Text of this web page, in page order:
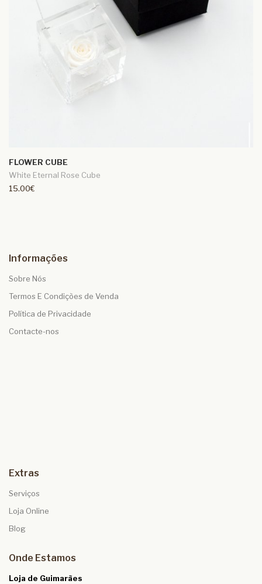
FLOWER CUBE
White Eternal Rose Cube
15.00€
Informações
Sobre Nós
Termos E Condições de Venda
Política de Privacidade
Contacte-nos
Extras
Serviços
Loja Online
Blog
Onde Estamos
Loja de Guimarães